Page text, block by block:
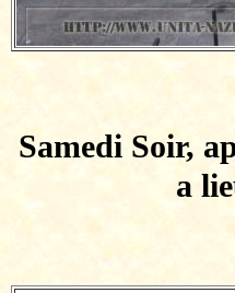
Samedi Soir,
a